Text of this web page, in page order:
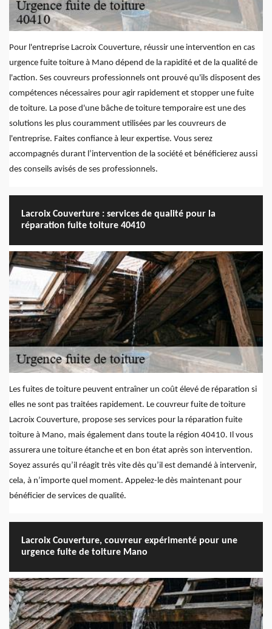
Pour l'entreprise Lacroix Couverture, réussir une intervention en cas
urgence fuite toiture à Mano dépend de la rapidité et de la qualité de
l'action. Ses couvreurs professionnels ont prouvé qu'ils disposent des
compétences nécessaires pour agir rapidement et stopper une fuite
de toiture. La pose d'une bâche de toiture temporaire est une des
solutions les plus couramment utilisées par les couvreurs de
l'entreprise. Faites confiance à leur expertise. Vous serez
accompagnés durant l’intervention de la société et bénéficierez aussi
des conseils avisés de ses professionnels.
Lacroix Couverture : services de qualité pour la
réparation fuite toiture 40410
Les fuites de toiture peuvent entraîner un coût élevé de réparation si
elles ne sont pas traitées rapidement. Le couvreur fuite de toiture
Lacroix Couverture, propose ses services pour la réparation fuite
toiture à Mano, mais également dans toute la région 40410. Il vous
assurera une toiture étanche et en bon état après son intervention.
Soyez assurés qu’il réagit très vite dès qu’il est demandé à intervenir,
cela, à n’importe quel moment. Appelez-le dès maintenant pour
bénéficier de services de qualité.
Lacroix Couverture, couvreur expérimenté pour une
urgence fuite de toiture Mano